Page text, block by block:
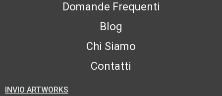
Domande Frequenti
Blog
Chi Siamo
Contatti
INVIO ARTWORKS